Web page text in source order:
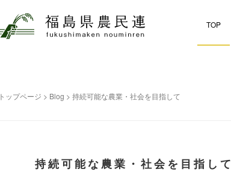
TOP
トップページ > Blog > 持続可能な農業・社会を目指して
持続可能な農業・社会を目指して